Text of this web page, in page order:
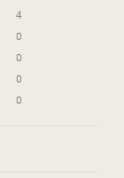
4
0
0
0
0